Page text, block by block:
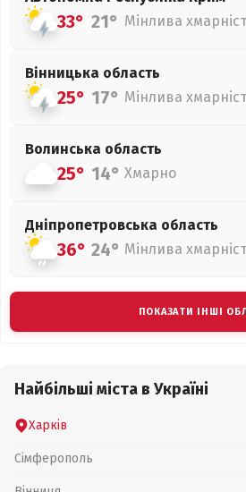
33° 21° Мінлива
Вінницька область
25° 17° Мінлива
Волинська область
25° 14° Хмарно
Дніпропетровська область
36° 24° Мінлива
ПОКАЗАТИ ІНШІ
Найбільші міста в Україні
Харків
Сімферополь